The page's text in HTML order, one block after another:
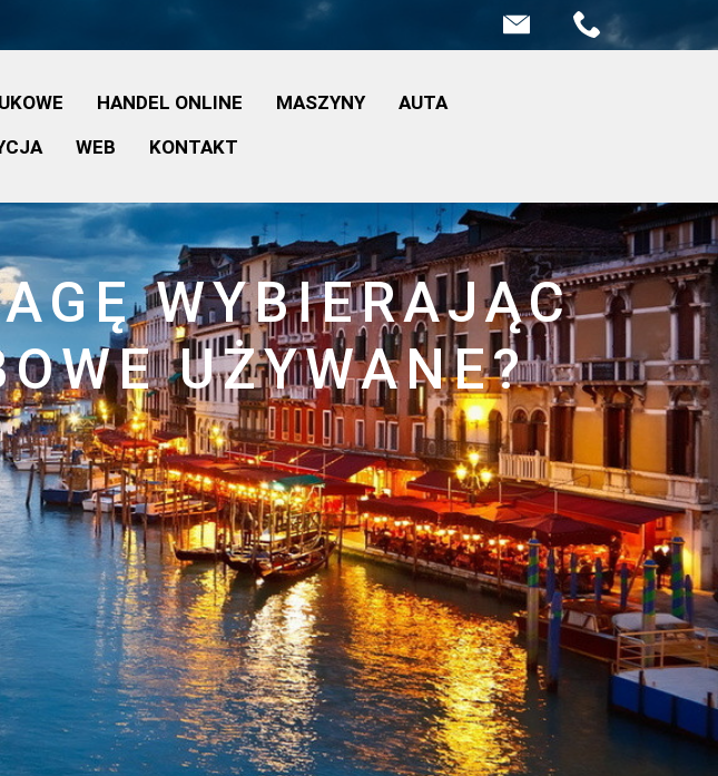
HANDEL ONLINE MASZYNY
AUTA
WEB KONTAKT
WYBIERAJĄC
UŻYWANE?